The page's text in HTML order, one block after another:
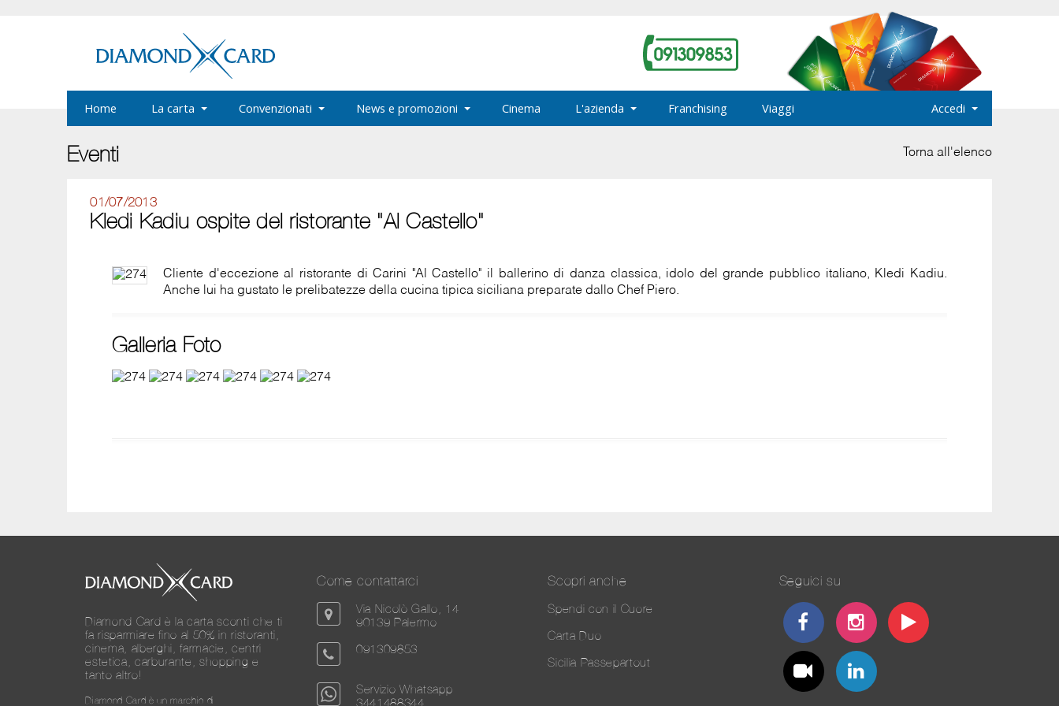
Home La carta Convenzionati News e promozioni Cinema L'azienda Franchising Viaggi Accedi
Eventi Torna all'elenco
01/07/2013
Kledi Kadiu ospite del ristorante "Al Castello"
Cliente d'eccezione al ristorante di Carini "Al Castello" il ballerino di danza classica, idolo del grande pubblico italiano, Kledi Kadiu.
Anche lui ha gustato le prelibatezze della cucina tipica siciliana preparate dallo Chef Piero.
Galleria Foto
Diamond Card è la carta sconti che ti
fa risparmiare fino al 50% in ristoranti,
cinema, alberghi, farmacie, centri
estetica, carburante, shopping e
tanto altro!
Diamond Card è un marchio di
Come contattarci
Via Nicolò Gallo, 14
90139 Palermo
091309853
Servizio Whatsapp
3441488344
Scopri anche
Spendi con il Cuore
Carta Duo
Sicilia Passepartout
Seguici su